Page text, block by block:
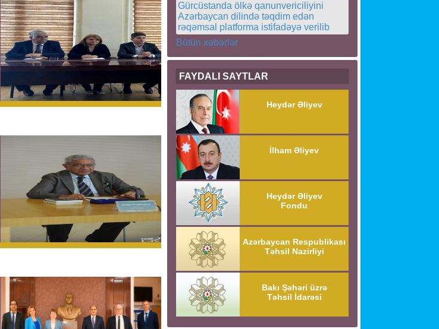
Gürcüstanda ölkə qanunvericiliyini
Azərbaycan dilində təqdim edən
rəqəmsal platforma istifadəyə verilib
Bütün xəbərlər
FAYDALI SAYTLAR
Heydər Əliyev
İlham Əliyev
Heydər Əliyev
Fondu
Azərbaycan Respublikası
Təhsil Nazirliyi
Bakı Şəhəri üzrə
Təhsil İdarəsi